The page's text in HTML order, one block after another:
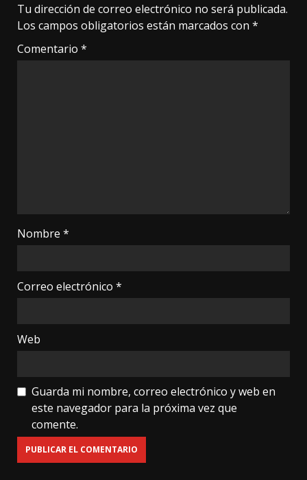
Tu dirección de correo electrónico no será publicada.
Los campos obligatorios están marcados con *
Comentario *
Nombre *
Correo electrónico *
Web
Guarda mi nombre, correo electrónico y web en
este navegador para la próxima vez que
comente.